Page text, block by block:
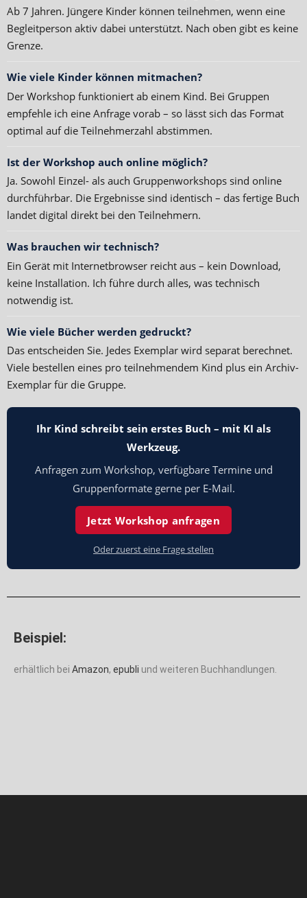
Ab 7 Jahren. Jüngere Kinder können teilnehmen, wenn eine
Begleitperson aktiv dabei unterstützt. Nach oben gibt es keine
Grenze.
Wie viele Kinder können mitmachen?
Der Workshop funktioniert ab einem Kind. Bei Gruppen
empfehle ich eine Anfrage vorab – so lässt sich das Format
optimal auf die Teilnehmerzahl abstimmen.
Ist der Workshop auch online möglich?
Ja. Sowohl Einzel- als auch Gruppenworkshops sind online
durchführbar. Die Ergebnisse sind identisch – das fertige Buch
landet digital direkt bei den Teilnehmern.
Was brauchen wir technisch?
Ein Gerät mit Internetbrowser reicht aus – kein Download,
keine Installation. Ich führe durch alles, was technisch
notwendig ist.
Wie viele Bücher werden gedruckt?
Das entscheiden Sie. Jedes Exemplar wird separat berechnet.
Viele bestellen eines pro teilnehmendem Kind plus ein Archiv-
Exemplar für die Gruppe.
Ihr Kind schreibt sein erstes Buch – mit KI als
Werkzeug.
Anfragen zum Workshop, verfügbare Termine und
Gruppenformate gerne per E-Mail.
Jetzt Workshop anfragen
Oder zuerst eine Frage stellen
Beispiel:
erhältlich bei Amazon, epubli und weiteren Buchhandlungen.